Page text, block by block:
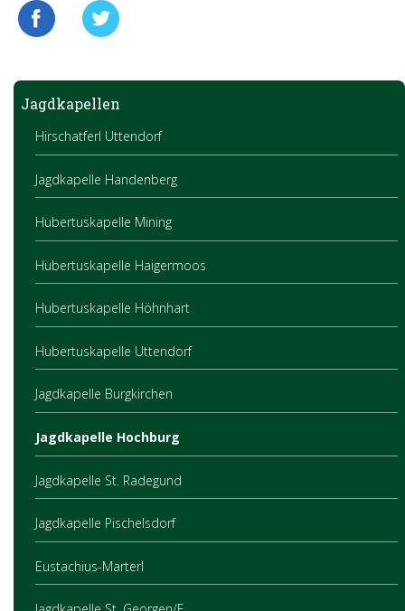
Jagdkapellen
Hirschatferl Uttendorf
Jagdkapelle Handenberg
Hubertuskapelle Mining
Hubertuskapelle Haigermoos
Hubertuskapelle Höhnhart
Hubertuskapelle Uttendorf
Jagdkapelle Burgkirchen
Jagdkapelle Hochburg
Jagdkapelle St. Radegund
Jagdkapelle Pischelsdorf
Eustachius-Marterl